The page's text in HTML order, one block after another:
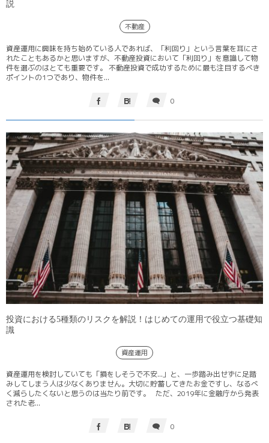
説
不動産
資産運用に興味を持ち始めている人であれば、「利回り」という言葉を耳にさ
れたこともあるかと思いますが、不動産投資において「利回り」を意識して物
件を選ぶのはとても重要です。 不動産投資で成功するために最も注目するべき
ポイントの1つであり、物件を...
0
投資における5種類のリスクを解説！はじめての運用で役立つ基礎知
識
資産運用
資産運用を検討していても「損をしそうで不安...」と、一歩踏み出せずに足踏
みしてしまう人は少なくありません。大切に貯蓄してきたお金ですし、なるべ
く減らしたくないと思うのは当たり前です。 ただ、2019年に金融庁から発表
された老...
0